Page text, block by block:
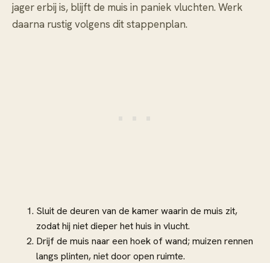
jager erbij is, blijft de muis in paniek vluchten. Werk
daarna rustig volgens dit stappenplan.
Sluit de deuren van de kamer waarin de muis zit,
zodat hij niet dieper het huis in vlucht.
Drijf de muis naar een hoek of wand; muizen rennen
langs plinten, niet door open ruimte.